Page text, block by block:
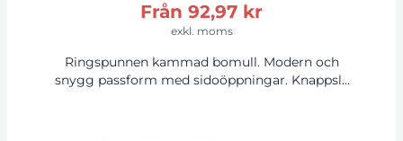
Från 92,97 kr
exkl. moms
Ringspunnen kammad bomull. Modern och
snygg passform med sidoöppningar. Knappslå